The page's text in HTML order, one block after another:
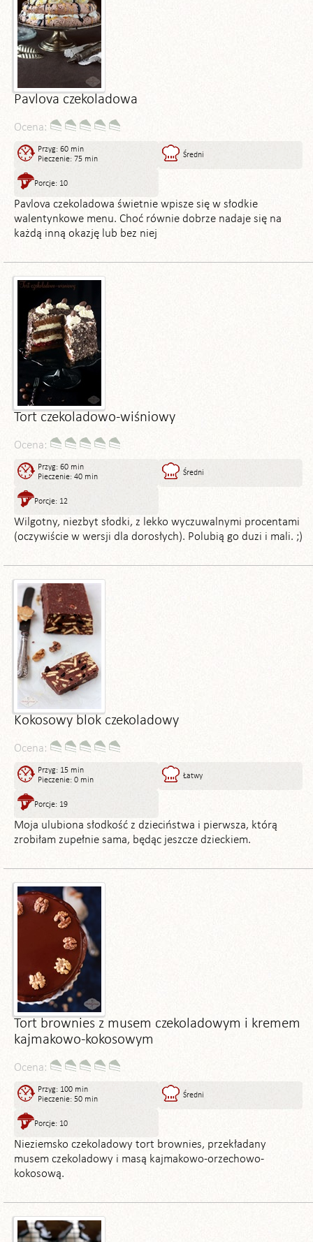
Pavlova czekoladowa
Ocena:
Przyg: 60 min
Pieczenie: 75 min
Średni
Porcje: 10
Pavlova czekoladowa świetnie wpisze się w słodkie
walentynkowe menu. Choć równie dobrze nadaje się na
każdą inną okazję lub bez niej
Tort czekoladowo-wiśniowy
Ocena:
Przyg: 60 min
Pieczenie: 40 min
Średni
Porcje: 12
Wilgotny, niezbyt słodki, z lekko wyczuwalnymi procentami
(oczywiście w wersji dla dorosłych). Polubią go duzi i mali. ;)
Kokosowy blok czekoladowy
Ocena:
Przyg: 15 min
Pieczenie: 0 min
Łatwy
Porcje: 19
Moja ulubiona słodkość z dzieciństwa i pierwsza, którą
zrobiłam zupełnie sama, będąc jeszcze dzieckiem.
Tort brownies z musem czekoladowym i kremem
kajmakowo-kokosowym
Ocena:
Przyg: 100 min
Pieczenie: 50 min
Średni
Porcje: 10
Nieziemsko czekoladowy tort brownies, przekładany
musem czekoladowy i masą kajmakowo-orzechowo-
kokosową.